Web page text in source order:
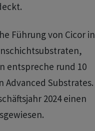
Führung von Cicor in
entspreche rund 10
Advanced Substrates.
2024 einen